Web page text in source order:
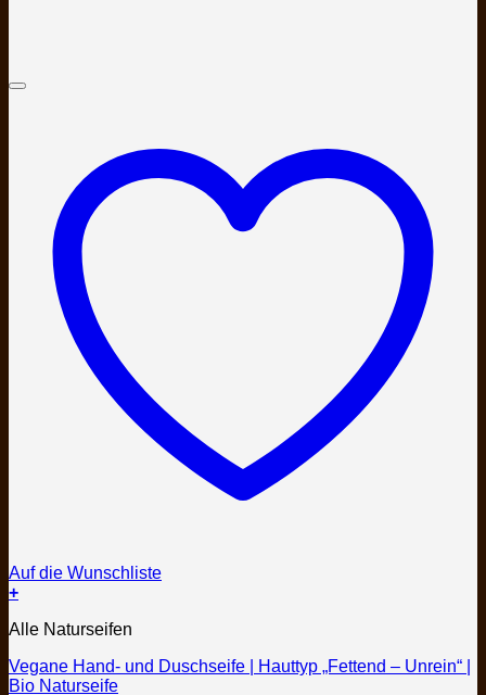
Auf die Wunschliste
+
Produkt
mehrere
Varianten
Alle Naturseifen
Vegane Hand- und Duschseife | Hauttyp „Fettend – Unrein“ |
Bio Naturseife